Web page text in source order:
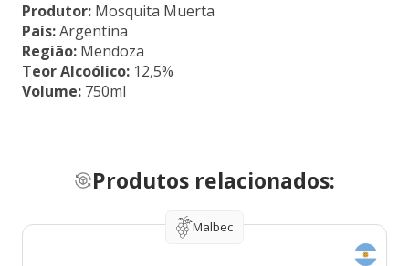
Produtor: Mosquita Muerta
País:Argentina
Região: Mendoza
Teor Alcoólico: 12,5%
Volume: 750ml
Produtos relacionados:
Malbec